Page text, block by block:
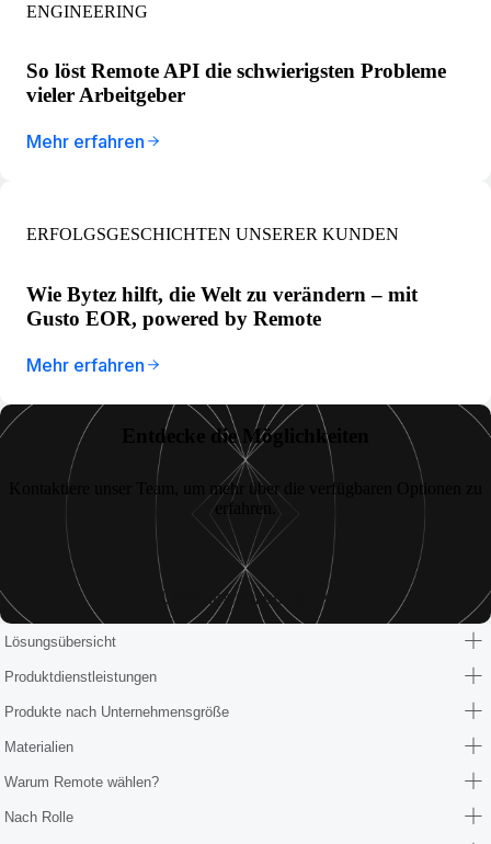
ENGINEERING
So löst Remote API die schwierigsten Probleme
vieler Arbeitgeber
Mehr erfahren
ERFOLGSGESCHICHTEN UNSERER KUNDEN
Wie Bytez hilft, die Welt zu verändern – mit
Gusto EOR, powered by Remote
Mehr erfahren
Entdecke die Möglichkeiten
Kontaktiere unser Team, um mehr über die verfügbaren Optionen zu
erfahren.
Lass uns sprechen
Lösungsübersicht
Produktdienstleistungen
Produkte nach Unternehmensgröße
Materialien
Warum Remote wählen?
Nach Rolle